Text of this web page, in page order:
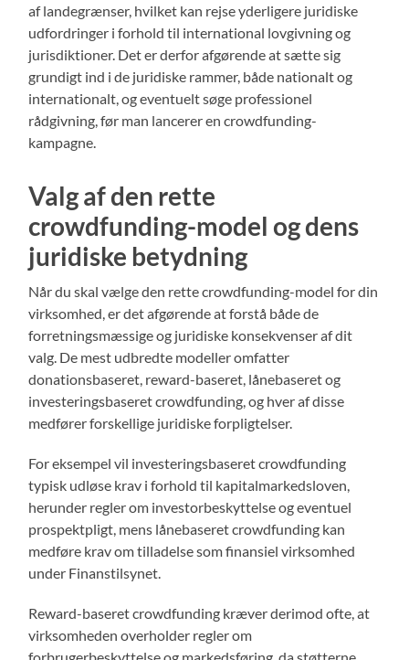
af landegrænser, hvilket kan rejse yderligere juridiske
udfordringer i forhold til international lovgivning og
jurisdiktioner. Det er derfor afgørende at sætte sig
grundigt ind i de juridiske rammer, både nationalt og
internationalt, og eventuelt søge professionel
rådgivning, før man lancerer en crowdfunding-
kampagne.
Valg af den rette
crowdfunding-model og dens
juridiske betydning
Når du skal vælge den rette crowdfunding-model for din
virksomhed, er det afgørende at forstå både de
forretningsmæssige og juridiske konsekvenser af dit
valg. De mest udbredte modeller omfatter
donationsbaseret, reward-baseret, lånebaseret og
investeringsbaseret crowdfunding, og hver af disse
medfører forskellige juridiske forpligtelser.
For eksempel vil investeringsbaseret crowdfunding
typisk udløse krav i forhold til kapitalmarkedsloven,
herunder regler om investorbeskyttelse og eventuel
prospektpligt, mens lånebaseret crowdfunding kan
medføre krav om tilladelse som finansiel virksomhed
under Finanstilsynet.
Reward-baseret crowdfunding kræver derimod ofte, at
virksomheden overholder regler om
forbrugerbeskyttelse og markedsføring, da støtterne